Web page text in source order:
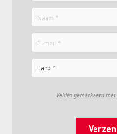
mail
Velden gemarkeerd met